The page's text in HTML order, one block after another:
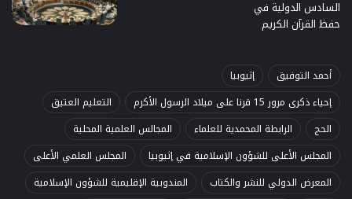
أحمد التوفيق
إثيوبيا
إحياء ذكرى مرور 15 قرنا على ميلاد الرسول الأكرم
التعليم العتيق
الحج
الرابطة المحمدية للعلماء
المجالس العلمية المحلية
المجلس الأعلى للشؤون الإسلامية في إثيوبيا
المجلس العلمي الأعلى
المعرض الدولي للنشر والكتاب
المندوبية الإقليمية للشؤون الإسلامية